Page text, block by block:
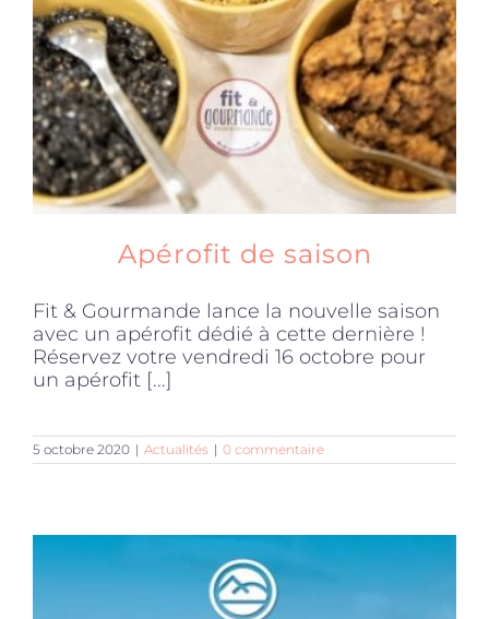
Apérofit de saison
Fit & Gourmande lance la nouvelle saison
avec un apérofit dédié à cette dernière !
Réservez votre vendredi 16 octobre pour
un apérofit [...]
5 octobre 2020 | Actualités | 0 commentaire